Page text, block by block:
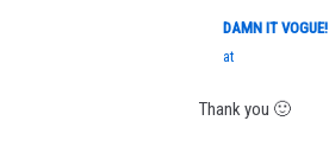
DAMN IT VOGUE!
at
Thank you 🙂